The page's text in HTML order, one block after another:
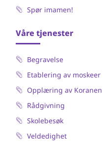
Spør imamen!
Våre tjenester
Begravelse
Etablering av moskeer
Opplæring av Koranen
Rådgivning
Skolebesøk
Veldedighet